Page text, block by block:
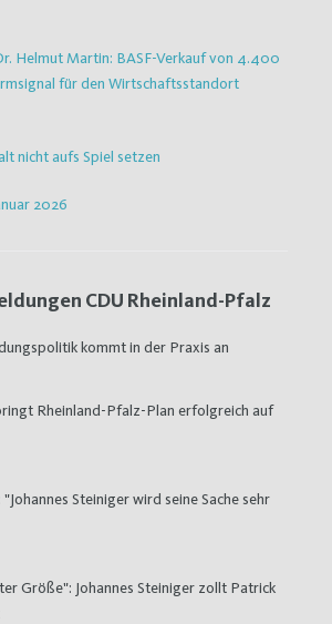
Helmut Martin: BASF-Verkauf von 4.400
für den Wirtschaftsstandort
nicht aufs Spiel setzen
2026
CDU Rheinland-Pfalz
kommt in der Praxis an
Rheinland-Pfalz-Plan erfolgreich auf
Steiniger wird seine Sache sehr
Größe": Johannes Steiniger zollt Patrick